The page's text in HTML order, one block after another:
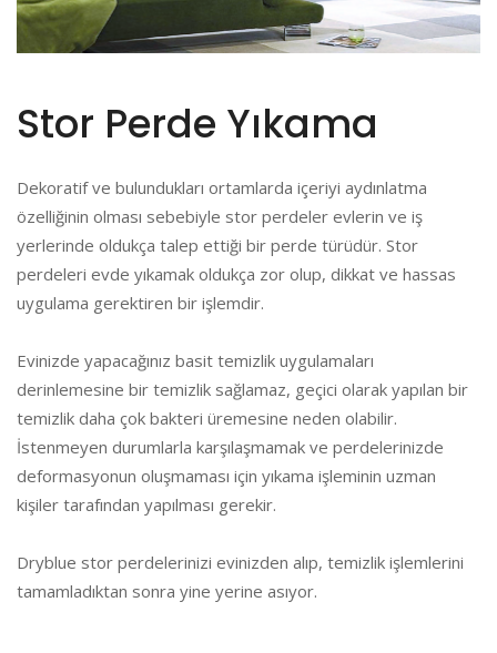
Stor Perde Yıkama
Dekoratif ve bulundukları ortamlarda içeriyi aydınlatma
özelliğinin olması sebebiyle stor perdeler evlerin ve iş
yerlerinde oldukça talep ettiği bir perde türüdür. Stor
perdeleri evde yıkamak oldukça zor olup, dikkat ve hassas
uygulama gerektiren bir işlemdir.
Evinizde yapacağınız basit temizlik uygulamaları
derinlemesine bir temizlik sağlamaz, geçici olarak yapılan bir
temizlik daha çok bakteri üremesine neden olabilir.
İstenmeyen durumlarla karşılaşmamak ve perdelerinizde
deformasyonun oluşmaması için yıkama işleminin uzman
kişiler tarafından yapılması gerekir.
Dryblue stor perdelerinizi evinizden alıp, temizlik işlemlerini
tamamladıktan sonra yine yerine asıyor.